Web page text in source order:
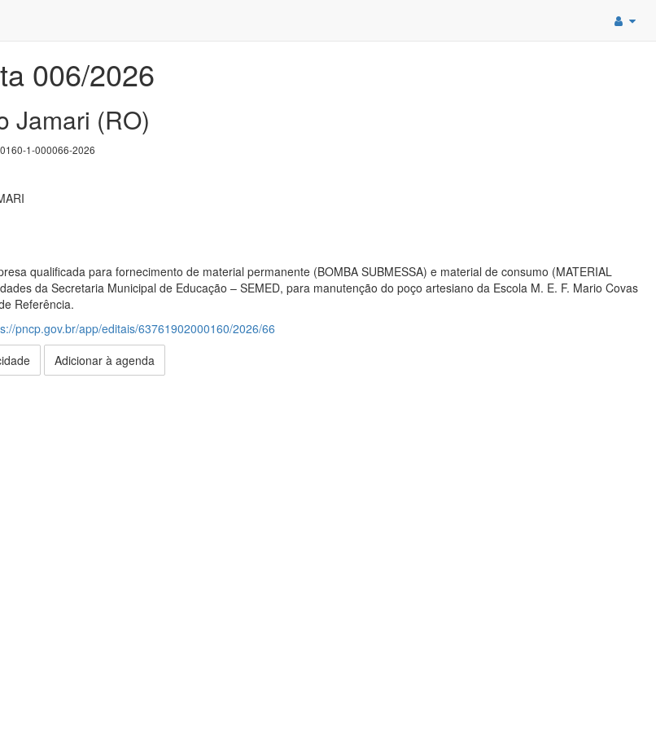
006/2026
Jamari (RO)
1-000066-2026
qualificada para fornecimento de material permanente (BOMBA SUBMESSA) e material de consumo (MATERIAL
da Secretaria Municipal de Educação – SEMED, para manutenção do poço artesiano da Escola M. E. F. Mario Covas
Referência.
pncp.gov.br/app/editais/63761902000160/2026/66
Adicionar à agenda